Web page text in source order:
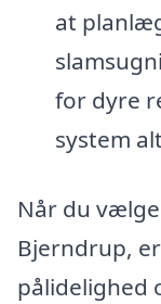
at
for dyre
system
Når du
Bjerndrup,
pålidelighed